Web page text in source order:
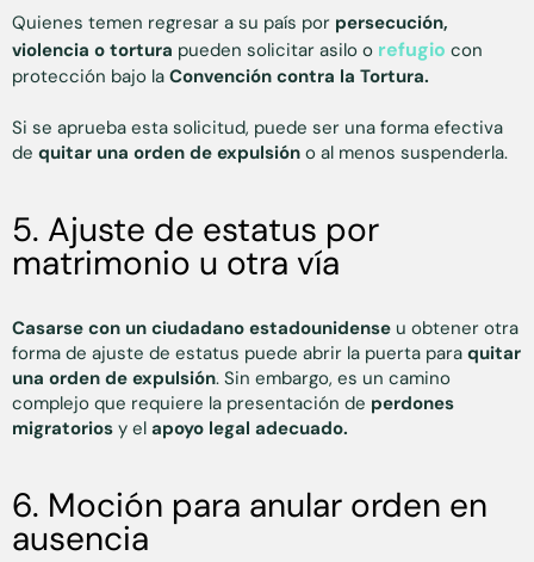
Quienes temen regresar a su país por persecución,
violencia o tortura pueden solicitar asilo o refugio con
protección bajo la Convención contra la Tortura.
Si se aprueba esta solicitud, puede ser una forma efectiva
de quitar una orden de expulsión o al menos suspenderla.
5. Ajuste de estatus por
matrimonio u otra vía
Casarse con un ciudadano estadounidense u obtener otra
forma de ajuste de estatus puede abrir la puerta para quitar
una orden de expulsión. Sin embargo, es un camino
complejo que requiere la presentación de perdones
migratorios y el apoyo legal adecuado.
6. Moción para anular orden en
ausencia